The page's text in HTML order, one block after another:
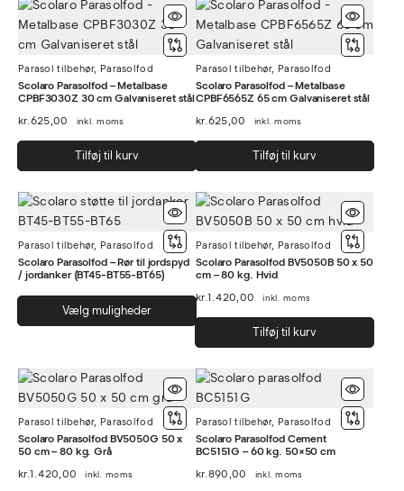
Parasol tilbehør, Parasolfod
Scolaro Parasolfod – Metalbase
CPBF3030Z 30 cm Galvaniseret stål
kr.625,00 inkl. moms
Tilføj til kurv
Parasol tilbehør, Parasolfod
Scolaro Parasolfod – Metalbase
CPBF6565Z 65 cm Galvaniseret stål
kr.625,00 inkl. moms
Tilføj til kurv
Parasol tilbehør, Parasolfod
Scolaro Parasolfod – Rør til jordspyd
/ jordanker (BT45-BT55-BT65)
Vælg muligheder
Dette
har
varianter.
Mulighederne
kan
vælges
varesiden
Parasol tilbehør, Parasolfod
Scolaro Parasolfod BV5050B 50 x 50
cm – 80 kg. Hvid
kr.1.420,00 inkl. moms
Tilføj til kurv
Parasol tilbehør, Parasolfod
Scolaro Parasolfod BV5050G 50 x
50 cm – 80 kg. Grå
kr.1.420,00 inkl. moms
Parasol tilbehør, Parasolfod
Scolaro Parasolfod Cement
BC5151G – 60 kg. 50×50 cm
kr.890,00 inkl. moms